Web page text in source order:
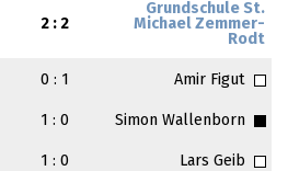
2 : 2
Grundschule St.
Michael Zemmer-
Rodt
0 : 1 Amir Figut
1 : 0 Simon Wallenborn
1 : 0 Lars Geib